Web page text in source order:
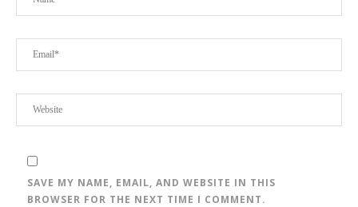
SAVE MY NAME, EMAIL, AND WEBSITE IN THIS
BROWSER FOR THE NEXT TIME I COMMENT.